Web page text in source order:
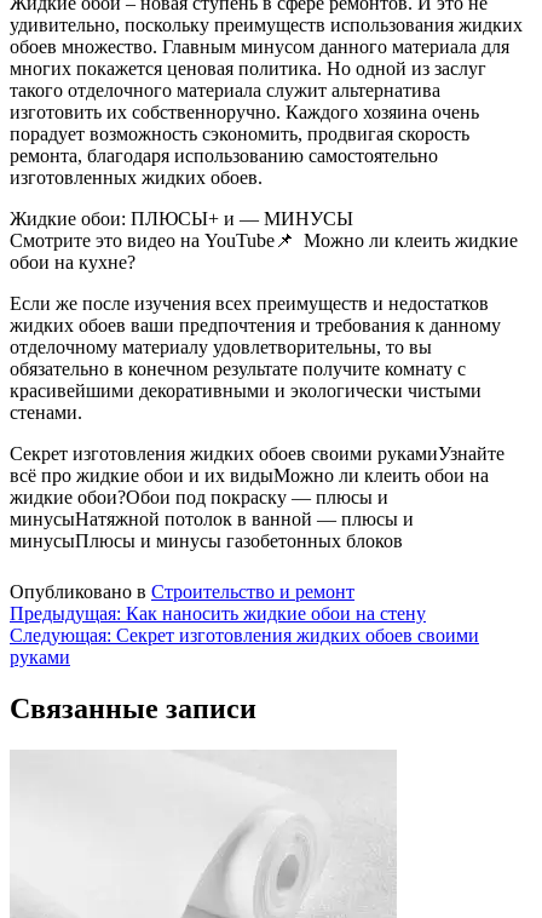
удивительно, поскольку преимуществ использования жидких
обоев множество. Главным минусом данного материала для
многих покажется ценовая политика. Но одной из заслуг
такого отделочного материала служит альтернатива
изготовить их собственноручно. Каждого хозяина очень
порадует возможность сэкономить, продвигая скорость
ремонта, благодаря использованию самостоятельно
изготовленных жидких обоев.
Жидкие обои: ПЛЮСЫ+ и — МИНУСЫ
Смотрите это видео на YouTube 📌 Можно ли клеить жидкие
обои на кухне?
Если же после изучения всех преимуществ и недостатков
жидких обоев ваши предпочтения и требования к данному
отделочному материалу удовлетворительны, то вы
обязательно в конечном результате получите комнату с
красивейшими декоративными и экологически чистыми
стенами.
Секрет изготовления жидких обоев своими рукамиУзнайте
всё про жидкие обои и их видыМожно ли клеить обои на
жидкие обои?Обои под покраску — плюсы и
минусыНатяжной потолок в ванной — плюсы и
минусыПлюсы и минусы газобетонных блоков
Опубликовано в Строительство и ремонт
Навигация
по
Предыдущая: Как наносить жидкие обои на стену
Следующая: Секрет изготовления жидких обоев своими
руками
Связанные записи